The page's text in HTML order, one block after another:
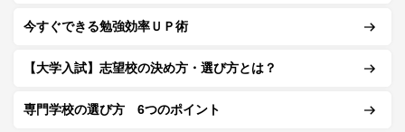
今すぐできる勉強効率ＵＰ術
【大学入試】志望校の決め方・選び方とは？
専門学校の選び方 6つのポイント